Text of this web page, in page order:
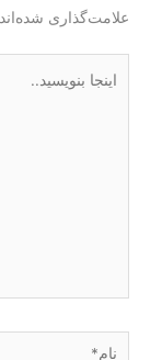
علامت‌گذاری شده‌اند